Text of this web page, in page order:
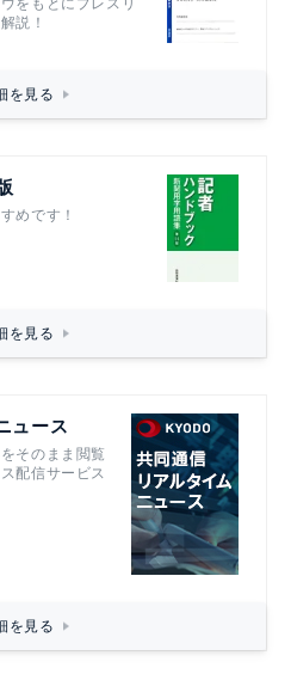
をもとにプレスリ
説！
を見る
めです！
を見る
ュース
そのまま閲覧
配信サービス
を見る